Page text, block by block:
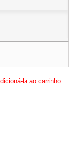
la ao carrinho.